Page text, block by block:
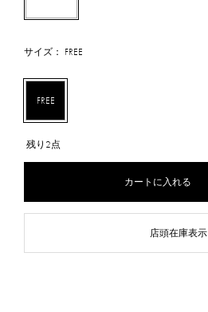
サイズ： FREE
FREE
残り2点
カートに入れる
店頭在庫表示